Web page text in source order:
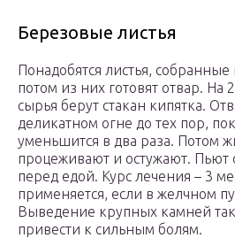
Березовые листья
Понадобятся листья,
потом из них готовят отвар. На
сырья берут стакан кипятка.
деликатном огне до тех пор,
уменьшится в два раза. Потом
процеживают и остужают. Пьют
перед едой. Курс лечения – 3
применяется, если в желчном
Выведение крупных камней
привести к сильным болям.